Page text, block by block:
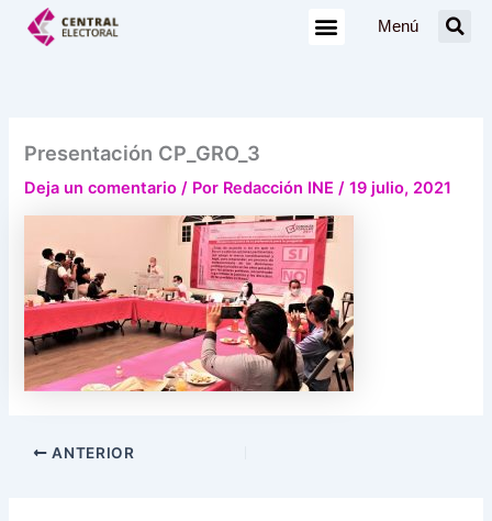
Menú
Presentación CP_GRO_3
Deja un comentario / Por Redacción INE/19 julio, 2021
ANTERIOR